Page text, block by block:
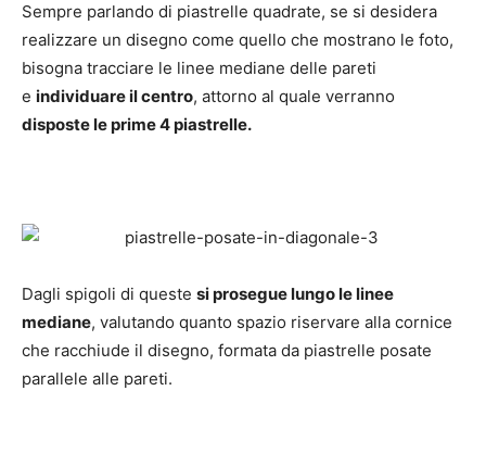
Sempre parlando di piastrelle quadrate, se si desidera
realizzare un disegno come quello che mostrano le foto,
bisogna tracciare le linee mediane delle pareti
e individuare il centro, attorno al quale verranno
disposte le prime 4 piastrelle.
Dagli spigoli di queste si prosegue lungo le linee
mediane, valutando quanto spazio riservare alla cornice
che racchiude il disegno, formata da piastrelle posate
parallele alle pareti.